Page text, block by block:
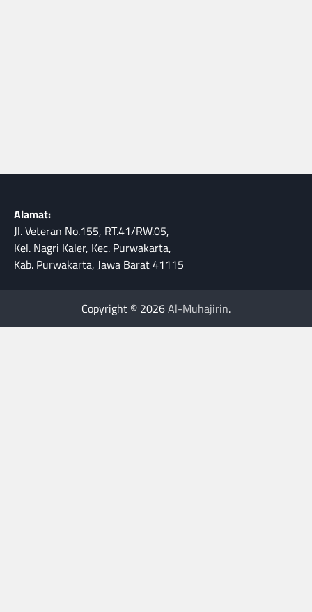
Alamat:
Jl. Veteran No.155, RT.41/RW.05,
Kel. Nagri Kaler, Kec. Purwakarta,
Kab. Purwakarta, Jawa Barat 41115
Copyright © 2026Al-Muhajirin.